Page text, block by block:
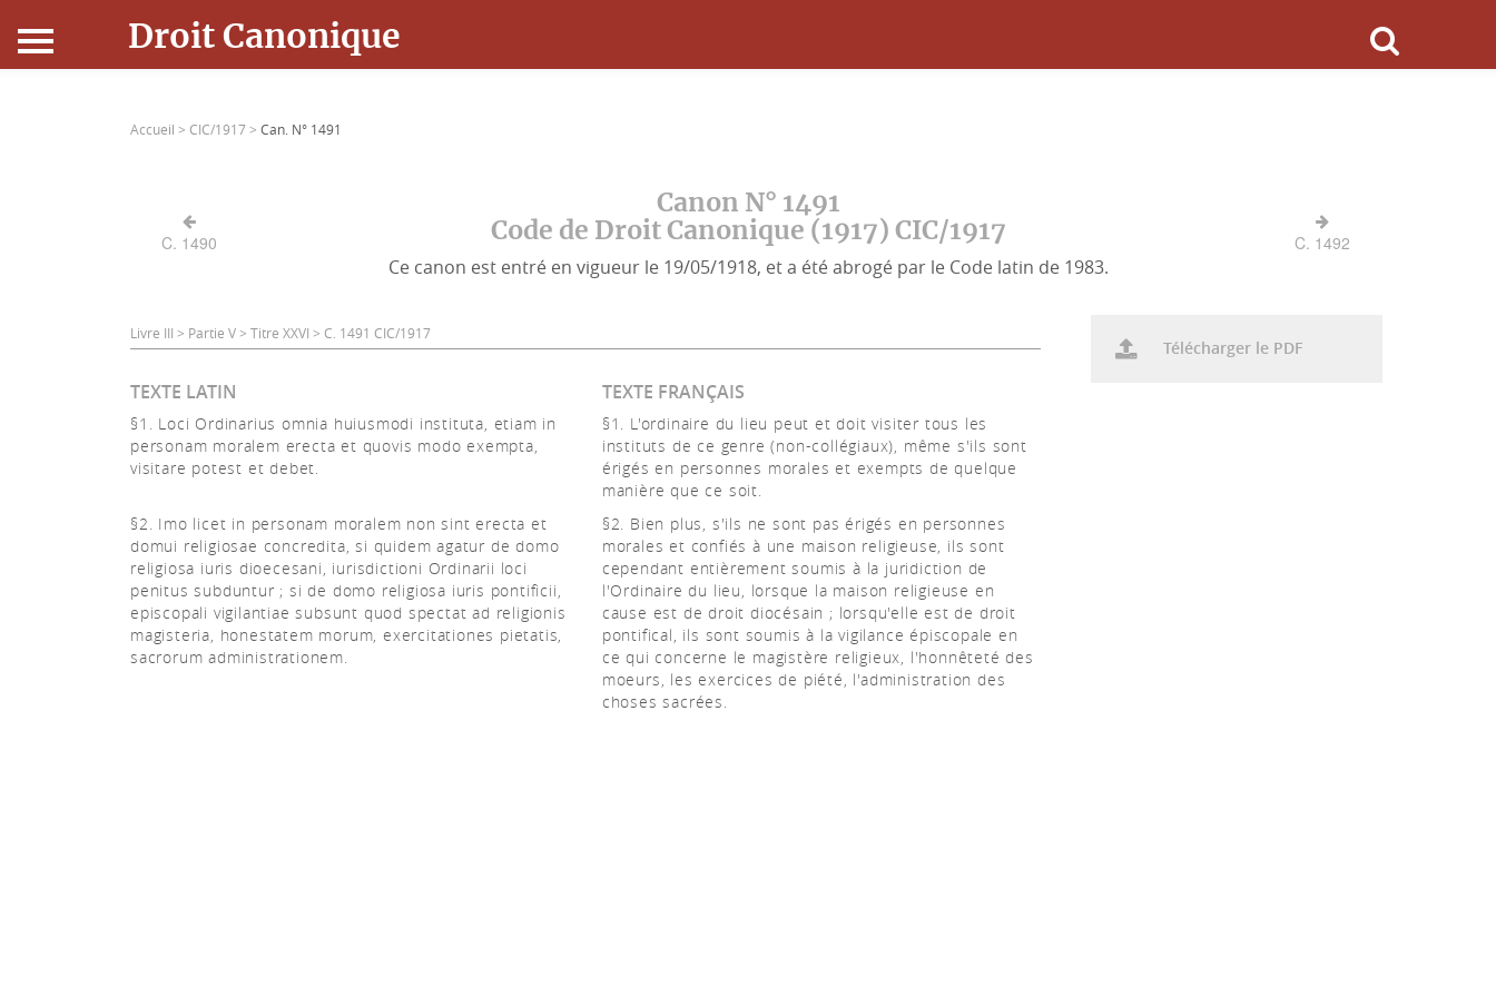
Droit Canonique
Connexion
Accueil > CIC/1917 > Can. N° 1491
C. 1490
Canon N° 1491
Code de Droit Canonique (1917) CIC/1917
Ce canon est entré en vigueur le 19/05/1918, et a été abrogé par le Code latin de 1983.
C. 1492
Livre III > Partie V > Titre XXVI > C. 1491 CIC/1917
TEXTE LATIN TEXTE FRANÇAIS
§1. Loci Ordinarius omnia huiusmodi instituta, etiam in
personam moralem erecta et quovis modo exempta,
visitare potest et debet.
§1. L'ordinaire du lieu peut et doit visiter tous les
instituts de ce genre (non-collégiaux), même s'ils sont
érigés en personnes morales et exempts de quelque
manière que ce soit.
§2. Imo licet in personam moralem non sint erecta et
domui religiosae concredita, si quidem agatur de domo
religiosa iuris dioecesani, iurisdictioni Ordinarii loci
penitus subduntur ; si de domo religiosa iuris pontificii,
episcopali vigilantiae subsunt quod spectat ad religionis
magisteria, honestatem morum, exercitationes pietatis,
sacrorum administrationem.
§2. Bien plus, s'ils ne sont pas érigés en personnes
morales et confiés à une maison religieuse, ils sont
cependant entièrement soumis à la juridiction de
l'Ordinaire du lieu, lorsque la maison religieuse en
cause est de droit diocésain ; lorsqu'elle est de droit
pontifical, ils sont soumis à la vigilance épiscopale en
ce qui concerne le magistère religieux, l'honnêteté des
moeurs, les exercices de piété, l'administration des
choses sacrées.
Télécharger le PDF